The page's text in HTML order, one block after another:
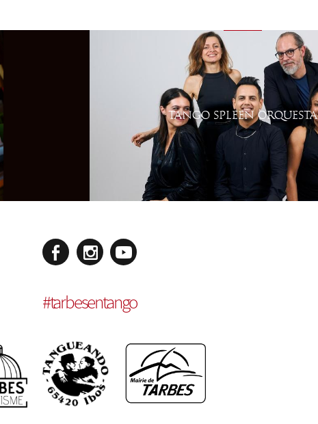
TANGO SPLEEN ORQUESTA
#tarbesentango